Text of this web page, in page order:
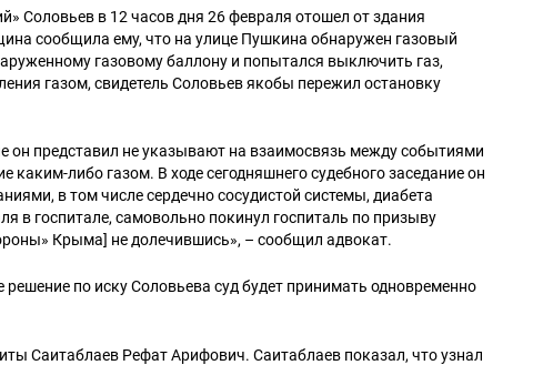
Соловьев в 12 часов дня 26 февраля отошел от здания
сообщила ему, что на улице Пушкина обнаружен газовый
газовому баллону и попытался выключить газ,
газом, свидетель Соловьев якобы пережил остановку
он представил не указывают на взаимосвязь между событиями
каким-либо газом. В ходе сегодняшнего судебного заседание он
в том числе сердечно сосудистой системы, диабета
в госпитале, самовольно покинул госпиталь по призыву
Крыма] не долечившись», – сообщил адвокат.
по иску Соловьева суд будет принимать одновременно
Саитаблаев Рефат Арифович. Саитаблаев показал, что узнал